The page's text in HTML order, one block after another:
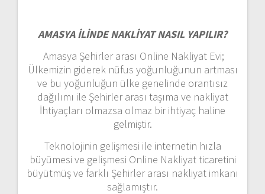
AMASYA İLİNDE NAKLİYAT NASIL YAPILIR?
Amasya Şehirler arası Online Nakliyat Evi;
Ülkemizin giderek nüfus yoğunluğunun artması
ve bu yoğunluğun ülke genelinde orantısız
dağılımı ile Şehirler arası taşıma ve nakliyat
İhtiyaçları olmazsa olmaz bir ihtiyaç haline
gelmiştir.
Teknolojinin gelişmesi ile internetin hızla
büyümesi ve gelişmesi Online Nakliyat ticaretini
büyütmüş ve farklı Şehirler arası nakliyat imkanı
sağlamıştır.